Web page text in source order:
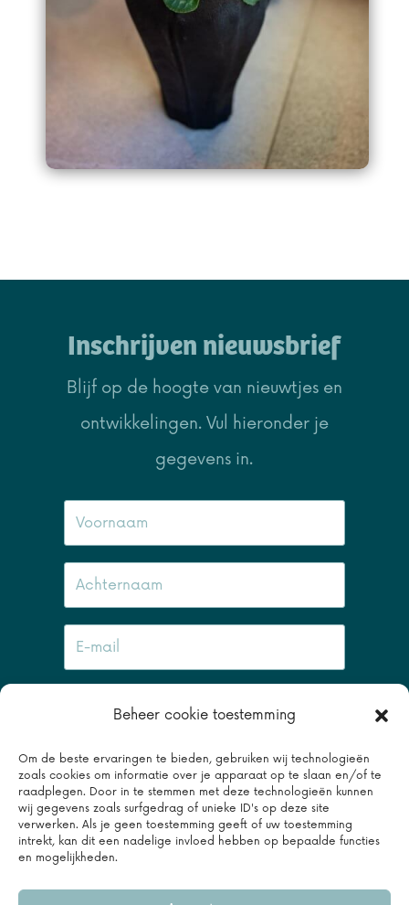
Beheer cookie toestemming
Om de beste ervaringen te bieden, gebruiken wij technologieën
zoals cookies om informatie over je apparaat op te slaan en/of te
raadplegen. Door in te stemmen met deze technologieën kunnen
wij gegevens zoals surfgedrag of unieke ID's op deze site
verwerken. Als je geen toestemming geeft of uw toestemming
intrekt, kan dit een nadelige invloed hebben op bepaalde functies
en mogelijkheden.
Inschrijven nieuwsbrief
Blijf op de hoogte van nieuwtjes en
ontwikkelingen. Vul hieronder je
gegevens in.
Inschrijven
+31 174 51 80 85/ info@bergcamp.nl /
Facebook/ Instagram / Youtube / Contact
Privacyverklaring-Cookiebeleid